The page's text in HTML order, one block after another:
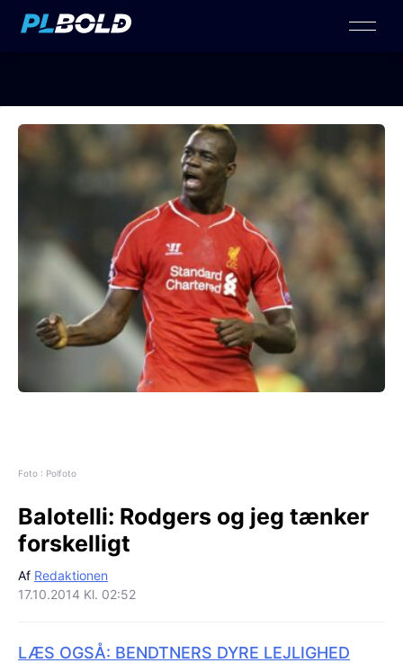
Foto : Polfoto
Balotelli: Rodgers og jeg tænker
forskelligt
Af Redaktionen
17.10.2014 Kl. 02:52
LÆS OGSÅ: BENDTNERS DYRE LEJLIGHED